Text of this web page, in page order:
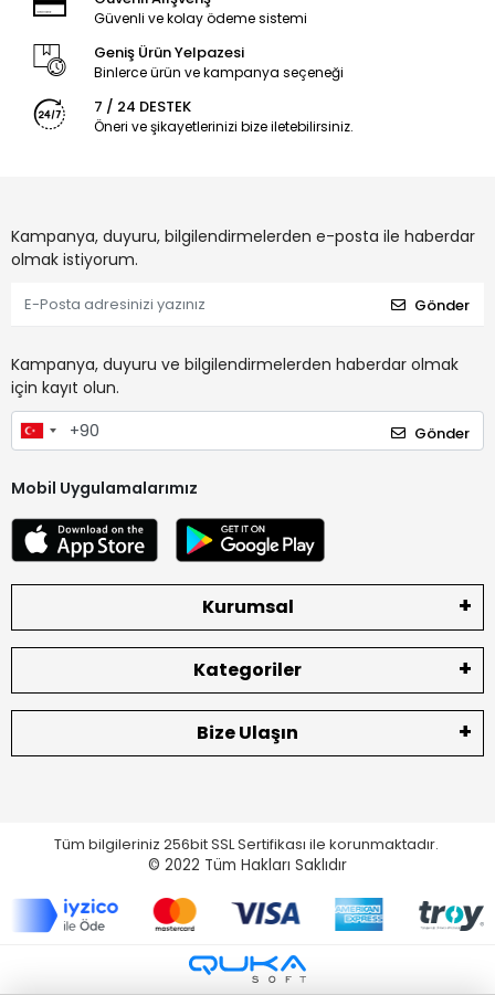
Güvenli ve kolay ödeme sistemi
Geniş Ürün Yelpazesi
Binlerce ürün ve kampanya seçeneği
7 / 24 DESTEK
Öneri ve şikayetlerinizi bize iletebilirsiniz.
Kampanya, duyuru, bilgilendirmelerden e-posta ile haberdar
olmak istiyorum.
Gönder
Kampanya, duyuru ve bilgilendirmelerden haberdar olmak
için kayıt olun.
Gönder
Mobil Uygulamalarımız
Kurumsal
Kategoriler
Bize Ulaşın
Tüm bilgileriniz 256bit SSL Sertifikası ile korunmaktadır.
© 2022 Tüm Hakları Saklıdır